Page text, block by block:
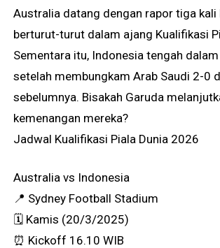
Australia datang dengan rapor tiga kali
berturut-turut dalam ajang Kualifikasi
Sementara itu, Indonesia tengah
setelah membungkam Arab Saudi 2-0
sebelumnya. Bisakah Garuda
kemenangan mereka?
Jadwal Kualifikasi Piala Dunia 2026
Australia vs Indonesia
📍 Sydney Football Stadium
🗓️ Kamis (20/3/2025)
⏰ Kickoff 16.10 WIB